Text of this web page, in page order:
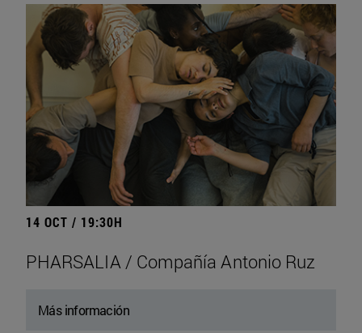
14 OCT / 19:30H
PHARSALIA / Compañía Antonio Ruz
Más información